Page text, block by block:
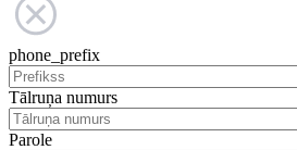
phone_prefix
Tālruņa numurs
Parole